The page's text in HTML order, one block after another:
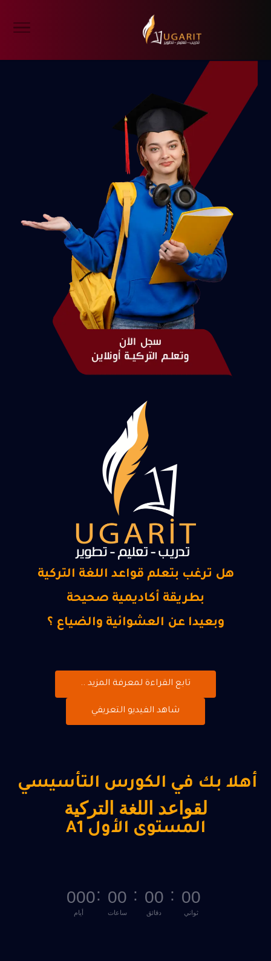
هل ترغب بتعلم قواعد اللغة التركية
بطريقة أكاديمية صحيحة
وبعيدا عن العشوائية والضياع ؟
تابع القراءة لمعرفة المزيد ..
شاهد الفيديو التعريفي
أهلا بك في الكورس التأسيسي
لقواعد اللغة التركية
المستوى الأول A1
000
أيام
: 00
ساعات
: 00
دقائق
: 00
ثواني